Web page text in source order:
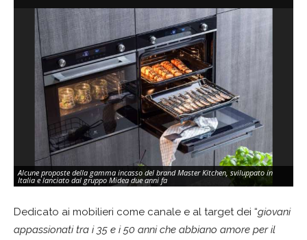
Alcune proposte della gamma incasso del brand Master Kitchen, sviluppato in
Italia e lanciato dal gruppo Midea due anni fa
Dedicato ai mobilieri come canale e al target dei “giovani
appassionati tra i 35 e i 50 anni che abbiano amore per il